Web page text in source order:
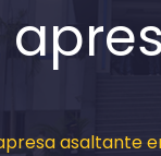
asaltante